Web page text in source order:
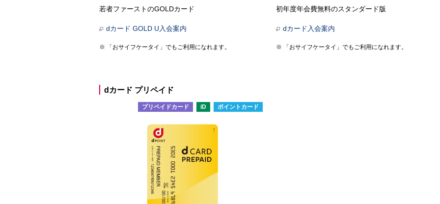
若者ファーストのGOLDカード
dカード GOLD U入会案内
「おサイフケータイ」でもご利用になれます。
初年度年会費無料のスタンダード版
dカード入会案内
「おサイフケータイ」でもご利用になれます。
dカード プリペイド
プリペイドカード iD ポイントカード